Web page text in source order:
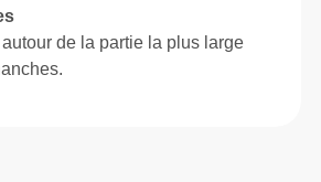
autour de la partie la plus large